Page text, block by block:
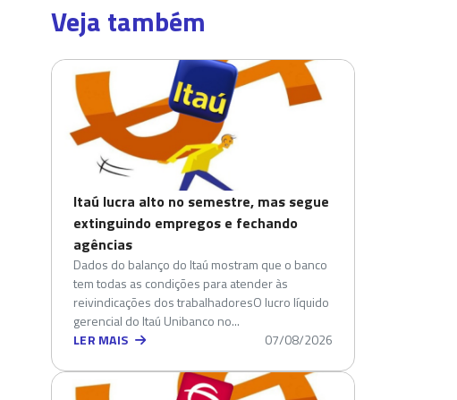
Veja também
Itaú lucra alto no semestre, mas segue
extinguindo empregos e fechando
agências
Dados do balanço do Itaú mostram que o banco
tem todas as condições para atender às
reivindicações dos trabalhadoresO lucro líquido
gerencial do Itaú Unibanco no...
LER MAIS
07/08/2026